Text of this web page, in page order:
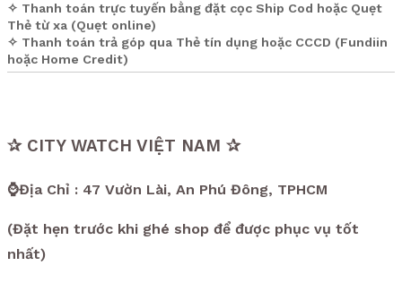
✧ Thanh toán trực tuyến bằng đặt cọc Ship Cod hoặc Quẹt
Thẻ từ xa (Quẹt online)
✧ Thanh toán trả góp qua Thẻ tín dụng hoặc CCCD (Fundiin
hoặc Home Credit)
✰ CITY WATCH VIỆT NAM ✰
⌚Địa Chỉ : 47 Vườn Lài, An Phú Đông, TPHCM
(Đặt hẹn trước khi ghé shop để được phục vụ tốt
nhất)